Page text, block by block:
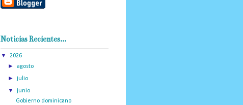
Noticias Recientes...
▼ 2026
► agosto
►julio
▼junio
Gobierno dominicano